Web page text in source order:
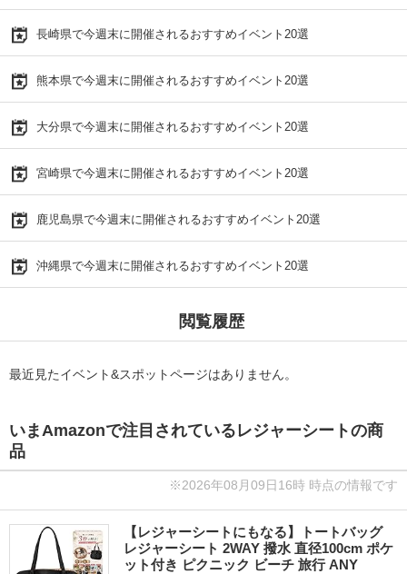
長崎県で今週末に開催されるおすすめイベント20選
熊本県で今週末に開催されるおすすめイベント20選
大分県で今週末に開催されるおすすめイベント20選
宮崎県で今週末に開催されるおすすめイベント20選
鹿児島県で今週末に開催されるおすすめイベント20選
沖縄県で今週末に開催されるおすすめイベント20選
閲覧履歴
最近見たイベント&スポットページはありません。
いまAmazonで注目されているレジャーシートの商
品
※2026年08月09日16時 時点の情報です
【レジャーシートにもなる】トートバッグ
レジャーシート 2WAY 撥水 直径100cm ポケ
ット付き ピクニック ビーチ 旅行 ANY